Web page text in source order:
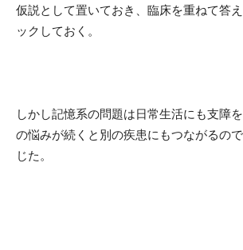
仮説として置いておき、臨床を重ねて答
ックしておく。
しかし記憶系の問題は日常生活にも支障
の悩みが続くと別の疾患にもつながるの
じた。